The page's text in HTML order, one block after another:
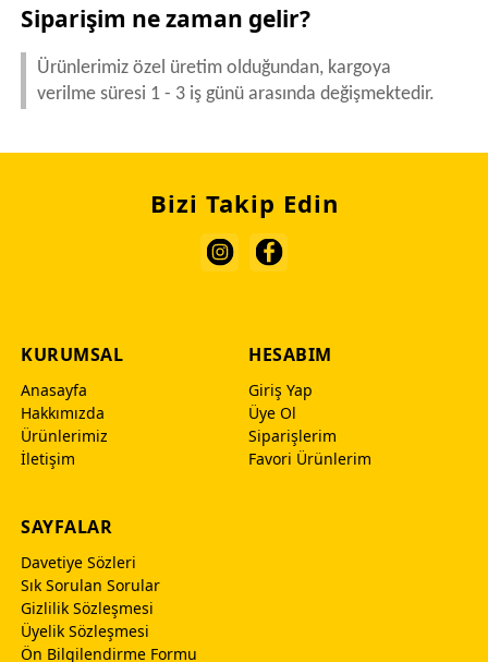
Siparişim ne zaman gelir?
Ürünlerimiz özel üretim olduğundan, kargoya
verilme süresi 1 - 3 iş günü arasında değişmektedir.
Bizi Takip Edin
KURUMSAL
Anasayfa
Hakkımızda
Ürünlerimiz
İletişim
HESABIM
Giriş Yap
Üye Ol
Siparişlerim
Favori Ürünlerim
SAYFALAR
Davetiye Sözleri
Sık Sorulan Sorular
Gizlilik Sözleşmesi
Üyelik Sözleşmesi
Ön Bilgilendirme Formu